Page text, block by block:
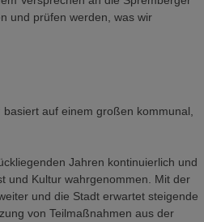
und prüfen werden, was wir
basiert auf einem großen kommunal,
Jahren kontinuierlich und
und Kultur wahrgenommen. Mit der
und die Stadt erwartet steigende
von Teilmaßnahmen aus der